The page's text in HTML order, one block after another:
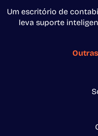
Um escritório de
leva suporte